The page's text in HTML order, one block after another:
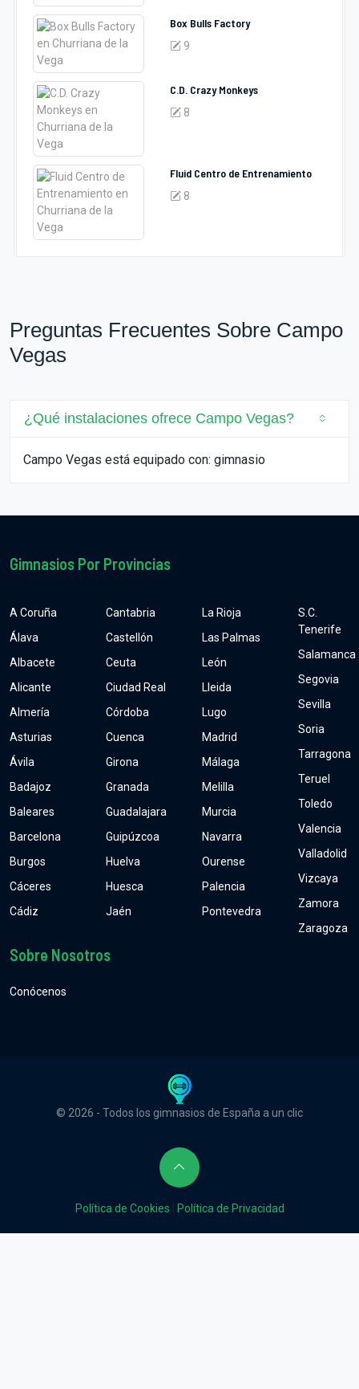
Box Bulls Factory
9
C.D. Crazy Monkeys
8
Fluid Centro de Entrenamiento
8
Preguntas Frecuentes Sobre Campo
Vegas
¿Qué instalaciones ofrece Campo Vegas?
Campo Vegas está equipado con: gimnasio
Gimnasios Por Provincias
A Coruña
Álava
Albacete
Alicante
Almería
Asturias
Ávila
Badajoz
Baleares
Barcelona
Burgos
Cáceres
Cádiz
Cantabria
Castellón
Ceuta
Ciudad Real
Córdoba
Cuenca
Girona
Granada
Guadalajara
Guipúzcoa
Huelva
Huesca
Jaén
La Rioja
Las Palmas
León
Lleida
Lugo
Madrid
Málaga
Melilla
Murcia
Navarra
Ourense
Palencia
Pontevedra
S.C.
Tenerife
Salamanca
Segovia
Sevilla
Soria
Tarragona
Teruel
Toledo
Valencia
Valladolid
Vizcaya
Zamora
Zaragoza
Sobre Nosotros
Conócenos
© 2026 - Todos los gimnasios de España a un clic
Política de Cookies Política de Privacidad